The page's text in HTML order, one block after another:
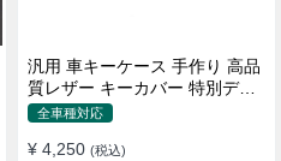
汎用 車キーケース 手作り 高品
質レザー キーカバー 特別デザ
イン 手触りいい
全車種対応
¥ 4,250 (税込)